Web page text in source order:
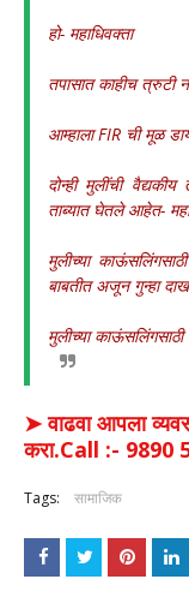
हो- महाधिवक्ता
तपासात काहीच त्रुटी
आम्हाला FIR ची मूळ
दोन्ही मुलींची
ताब्यात घेतले आहेत-
मुलीच्या
बाबतीत अजून गुन्हा
मुलीच्या
➤ वाढवा आपला
करा.Call :- 9890
Tags: सामाजिक